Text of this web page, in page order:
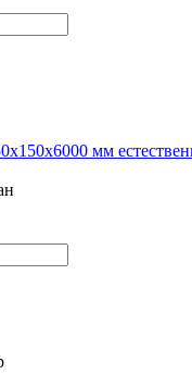
мм